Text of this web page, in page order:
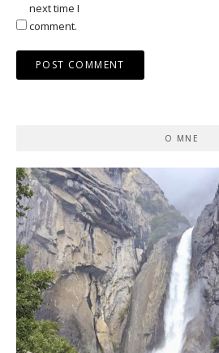
next time I
comment.
O MNE